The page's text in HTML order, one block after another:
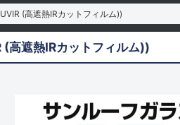
(高遮熱IRカットフィルム))
高遮熱IRカットフィルム))